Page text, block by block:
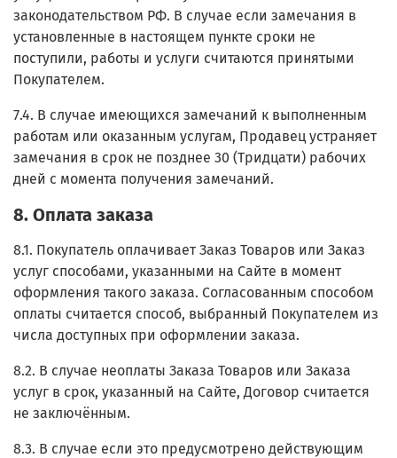
законодательством РФ. В случае если замечания в
установленные в настоящем пункте сроки не
поступили, работы и услуги считаются принятыми
Покупателем.
7.4. В случае имеющихся замечаний к выполненным
работам или оказанным услугам, Продавец устраняет
замечания в срок не позднее 30 (Тридцати) рабочих
дней с момента получения замечаний.
8. Оплата заказа
8.1. Покупатель оплачивает Заказ Товаров или Заказ
услуг способами, указанными на Сайте в момент
оформления такого заказа. Согласованным способом
оплаты считается способ, выбранный Покупателем из
числа доступных при оформлении заказа.
8.2. В случае неоплаты Заказа Товаров или Заказа
услуг в срок, указанный на Сайте, Договор считается
не заключённым.
8.3. В случае если это предусмотрено действующим